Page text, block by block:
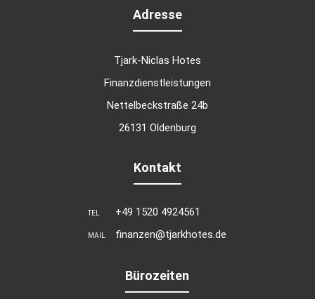
Adresse
Tjark-Niclas Hotes
Finanzdienstleistungen
Nettelbeckstraße 24b
26131 Oldenburg
Kontakt
TEL +49 1520 4924561
MAIL finanzen@tjarkhotes.de
Bürozeiten